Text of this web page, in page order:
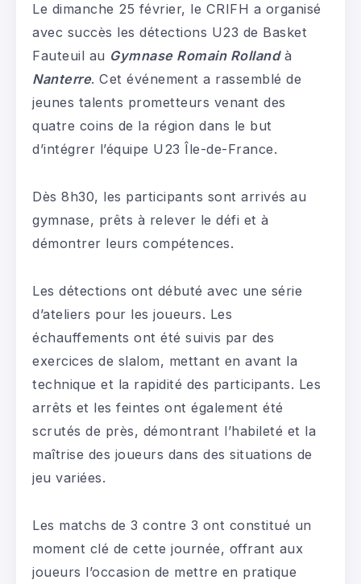
Le dimanche 25 février, le CRIFH a organisé
avec succès les détections U23 de Basket
Fauteuil au Gymnase Romain Rollandà
Nanterre. Cet événement a rassemblé de
jeunes talents prometteurs venant des
quatre coins de la région dans le but
d’intégrer l’équipe U23 Île-de-France.
Dès 8h30, les participants sont arrivés au
gymnase, prêts à relever le défi et à
démontrer leurs compétences.
Les détections ont débuté avec une série
d’ateliers pour les joueurs. Les
échauffements ont été suivis par des
exercices de slalom, mettant en avant la
technique et la rapidité des participants. Les
arrêts et les feintes ont également été
scrutés de près, démontrant l’habileté et la
maîtrise des joueurs dans des situations de
jeu variées.
Les matchs de 3 contre 3 ont constitué un
moment clé de cette journée, offrant aux
joueurs l’occasion de mettre en pratique